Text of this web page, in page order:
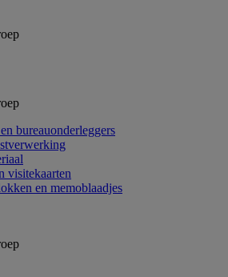
bureauonderleggers
visitekaarten
en memoblaadjes